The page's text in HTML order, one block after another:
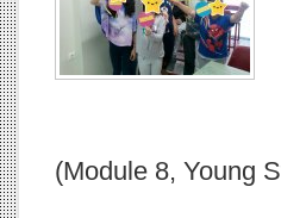
(Module 8, Young